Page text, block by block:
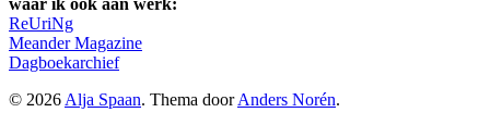
ReUriNg
Meander Magazine
Dagboekarchief
© 2026 Alja Spaan. Thema doorAnders Norén.